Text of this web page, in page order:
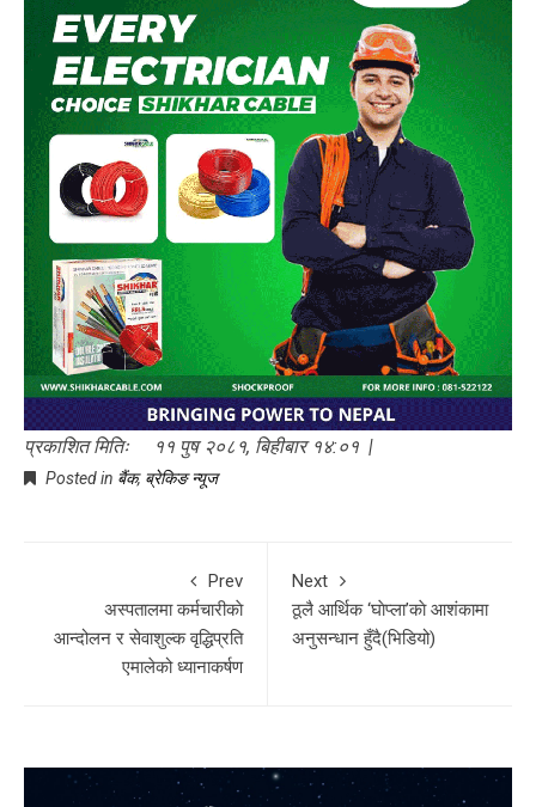
प्रकाशित मितिः ११ पुष २०८१, बिहीबार १४:०१ |
Posted in बैंक, ब्रेकिङ न्यूज
Prev
अस्पतालमा कर्मचारीकाे
आन्दोलन र सेवाशुल्क वृद्धिप्रति
एमालेको ध्यानाकर्षण
Next
ठूलै आर्थिक ‘घाेप्ला’काे आशंकामा
अनुसन्धान हुँदै(भिडियो)